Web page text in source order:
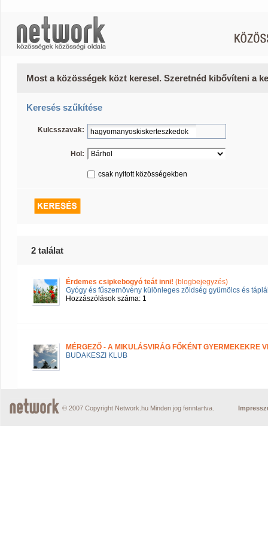
Most a közösségek közt keresel. Szeretnéd kibővíteni a
Keresés szűkítése
Kulcsszavak:
Hol:
csak nyitott közösségekben
2 találat
Érdemes csipkebogyó teát inni! (blogbejegyzés)
Gyógy és fűszernövény különleges zöldség gyümölcs és
Hozzászólások száma: 1
MÉRGEZŐ - A MIKULÁSVIRÁG FŐKÉNT GYERMEKEKRE
BUDAKESZI KLUB
© 2007 Copyright Network.hu Minden jog fenntartva.